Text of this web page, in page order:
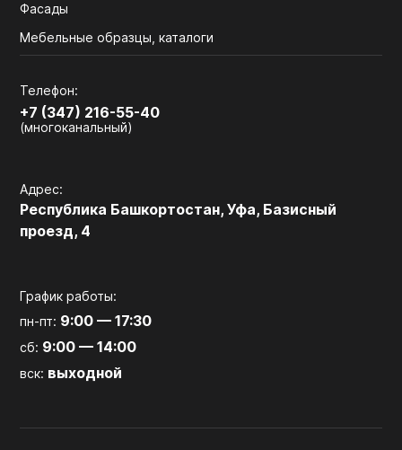
Фасады
Мебельные образцы, каталоги
Телефон:
+7 (347) 216-55-40
(многоканальный)
Адрес:
Республика Башкортостан, Уфа, Базисный
проезд, 4
График работы:
пн-пт: 9:00 — 17:30
сб: 9:00 — 14:00
вск: выходной